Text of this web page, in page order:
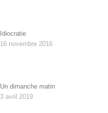
Idiocratie
16 novembre 2016
Un dimanche matin
3 avril 2019